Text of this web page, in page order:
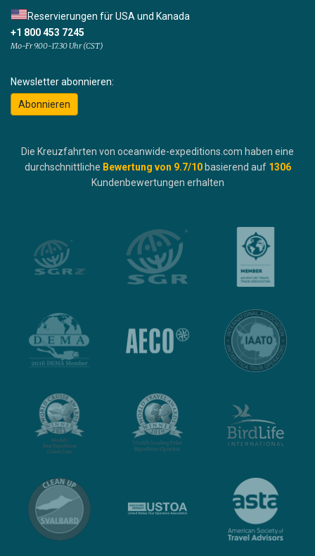
Reservierungen für USA und Kanada
+1 800 453 7245
Mo-Fr 9.00-17.30 Uhr (CST)
Newsletter abonnieren:
Abonnieren
Die Kreuzfahrten von oceanwide-expeditions.com haben eine
durchschnittliche Bewertung von 9.7/10 basierend auf 1306
Kundenbewertungen erhalten